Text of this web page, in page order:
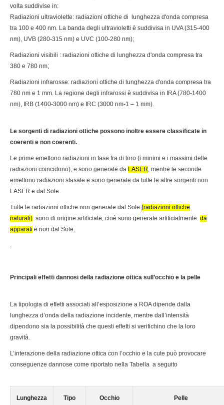
volta suddivise in:
Radiazioni ultraviolette: radiazioni ottiche di lunghezza d'onda compresa
tra 100 e 400 nm. La banda degli ultravioletti è suddivisa in UVA (315-400
nm), UVB (280-315 nm) e UVC (100-280 nm);
Radiazioni visibili : radiazioni ottiche di lunghezza d'onda compresa tra
380 e 780 nm;
Radiazioni infrarosse: radiazioni ottiche di lunghezza d'onda compresa tra
780 nm e 1 mm. La regione degli infrarossi è suddivisa in IRA (780-1400
nm), IRB (1400-3000 nm) e IRC (3000 nm-1 – 1 mm).
Le sorgenti di radiazioni ottiche possono inoltre essere classificate in
coerenti e non coerenti.
Le prime emettono radiazioni in fase fra di loro (i minimi e i massimi delle
radiazioni coincidono), e sono generate da LASER, mentre le seconde
emettono radiazioni sfasate e sono generate da tutte le altre sorgenti non
LASER e dal Sole.
Tutte le radiazioni ottiche non generate dal Sole (radiazioni ottiche
naturali) sono di origine artificiale, cioè sono generate artificialmente da
apparati e non dal Sole.
.
Principali effetti dannosi della radiazione ottica sull’occhio e la pelle
La tipologia di effetti associati all’esposizione a ROA dipende dalla
lunghezza d’onda della radiazione incidente, mentre dall’intensità
dipendono sia la possibilità che questi effetti si verifichino che la loro
gravità.
L’interazione della radiazione ottica con l’occhio e la cute può provocare
conseguenze dannose come riportato nella Tabella a seguito
Lunghezza
Tipo Occhio Pelle